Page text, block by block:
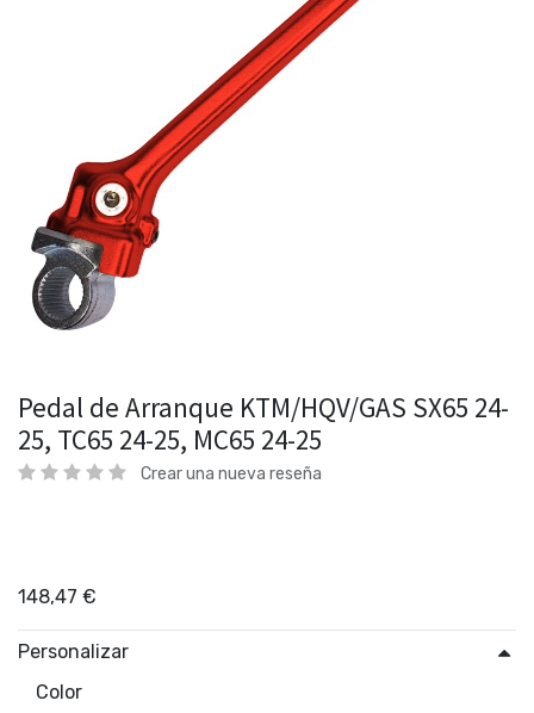
Pedal de Arranque KTM/HQV/GAS SX65 24-
25, TC65 24-25, MC65 24-25
Crear una nueva reseña
148,47 €
Personalizar
Color